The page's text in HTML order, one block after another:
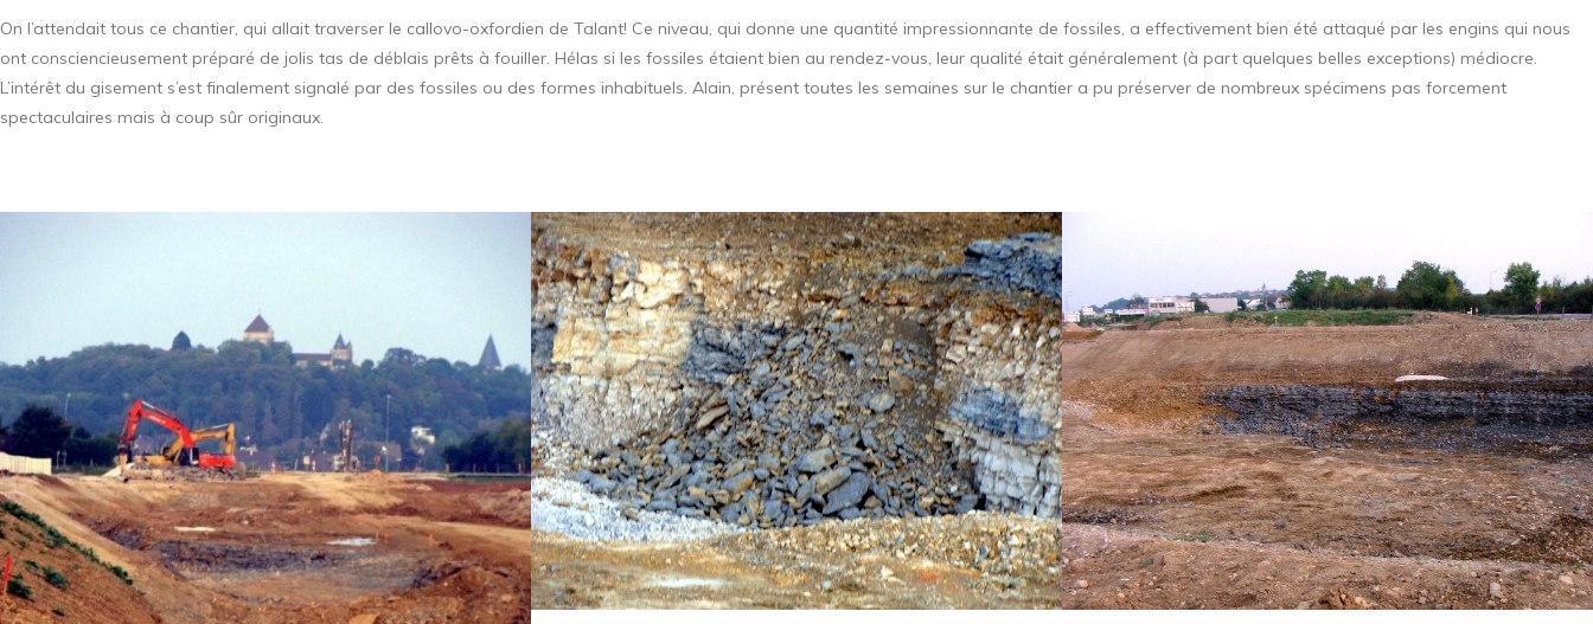
On l’attendait tous ce chantier, qui allait traverser le callovo-oxfordien de Talant! Ce niveau, qui donne une quantité impressionnante de fossiles, a effectivement bien été attaqué par les engins qui nous
ont consciencieusement préparé de jolis tas de déblais prêts à fouiller. Hélas si les fossiles étaient bien au rendez-vous, leur qualité était généralement (à part quelques belles exceptions) médiocre.
L’intérêt du gisement s’est finalement signalé par des fossiles ou des formes inhabituels. Alain, présent toutes les semaines sur le chantier a pu préserver de nombreux spécimens pas forcement
spectaculaires mais à coup sûr originaux.